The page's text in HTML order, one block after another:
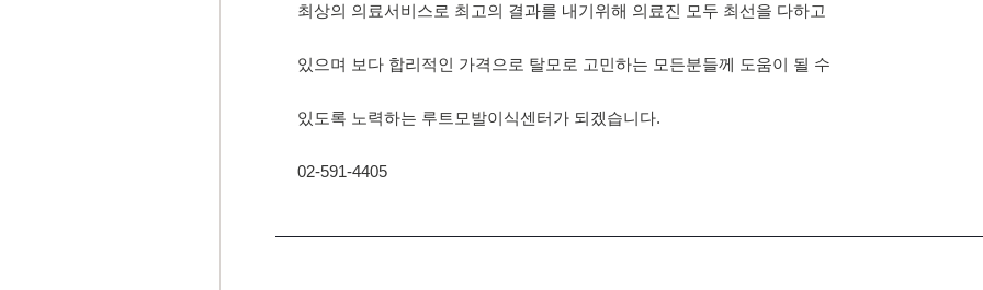
최상의 의료서비스로 최고의 결과를 내기위해 의료진 모두 최선을 다하고
있으며 보다 합리적인 가격으로 탈모로 고민하는 모든분들께 도움이 될 수
있도록 노력하는 루트모발이식센터가 되겠습니다.
02-591-4405